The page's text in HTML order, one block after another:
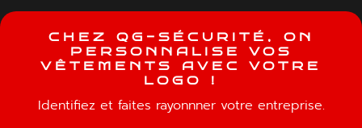
C H E Z Q G - S É C U R I T É , O N
P E R S O N N A L I S E VO S
V Ê T E M E N T S A V E C VO T R E
L O G O !
Identifiez et faites rayonnner votre entreprise.